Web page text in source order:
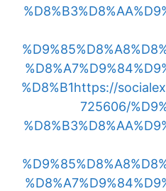
%D8%B1https://
725606/